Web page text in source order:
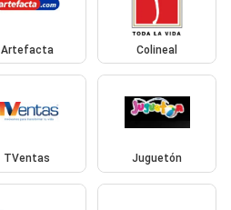
Artefacta Colineal
TVentas Juguetón